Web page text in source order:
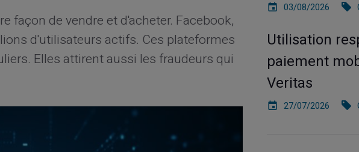
façon de vendre et d'acheter. Facebook,
d'utilisateurs actifs. Ces plateformes
Elles attirent aussi les fraudeurs qui
03/08/2026
Utilisation
paiement
Veritas
27/07/2026